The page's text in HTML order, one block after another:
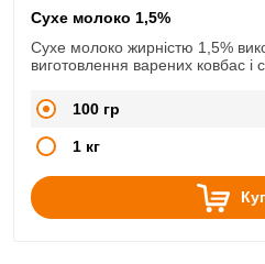
Сухе молоко 1,5%
Сухе молоко жирністю 1,5%
виготовлення варених ковбас і
100 гр
1 кг